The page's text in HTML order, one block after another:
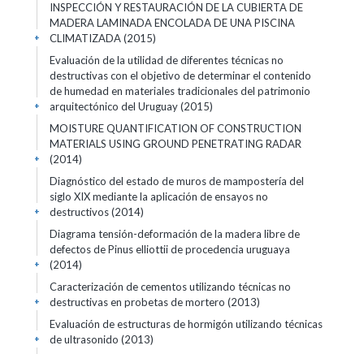
INSPECCIÓN Y RESTAURACIÓN DE LA CUBIERTA DE
MADERA LAMINADA ENCOLADA DE UNA PISCINA
CLIMATIZADA (2015)
+
Evaluación de la utilidad de diferentes técnicas no
destructivas con el objetivo de determinar el contenido
de humedad en materiales tradicionales del patrimonio
arquitectónico del Uruguay (2015)
+
MOISTURE QUANTIFICATION OF CONSTRUCTION
MATERIALS USING GROUND PENETRATING RADAR
(2014)
+
Diagnóstico del estado de muros de mampostería del
siglo XIX mediante la aplicación de ensayos no
destructivos (2014)
+
Diagrama tensión-deformación de la madera libre de
defectos de Pinus elliottii de procedencia uruguaya
(2014)
+
Caracterización de cementos utilizando técnicas no
destructivas en probetas de mortero (2013)
+
Evaluación de estructuras de hormigón utilizando técnicas
de ultrasonido (2013)
+